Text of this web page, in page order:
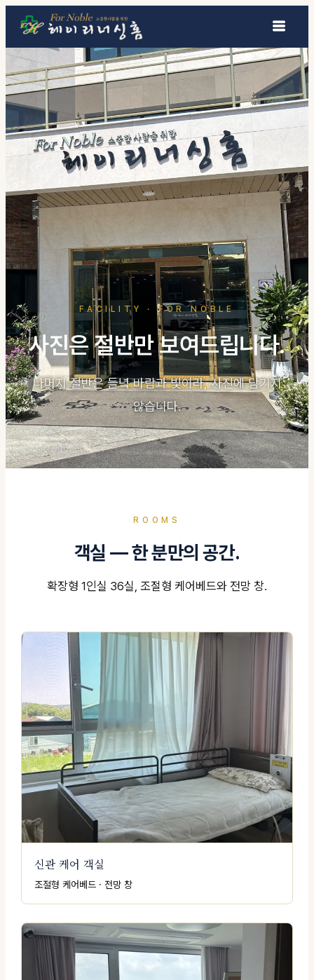
콘텐츠로 건너뛰기
FACILITY · FOR NOBLE
사진은 절반만 보여드립니다.
나머지 절반은 들녘 바람과 빛이라, 사진에 담기지
않습니다.
ROOMS
객실 — 한 분만의 공간.
확장형 1인실 36실, 조절형 케어베드와 전망 창.
신관 케어 객실
조절형 케어베드 · 전망 창